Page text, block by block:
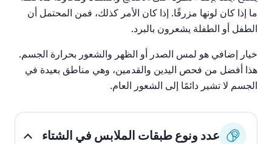
ما إذا كان لونها مزرقًا. إذا كان الأمر كذلك، فمن المحتمل أن
الطفل أو الطفلة يشعرون بالبرد.
خيار إضافي هو لمس الصدر أو الظهر والشعور بحرارة الجسم.
هذا أفضل من فحص اليدين والقدمين، وهي مناطق بعيدة في
الجسم لا تشير دائمًا إلى الشعور العام.
عدد ونوع طبقات الملابس في الشتاء